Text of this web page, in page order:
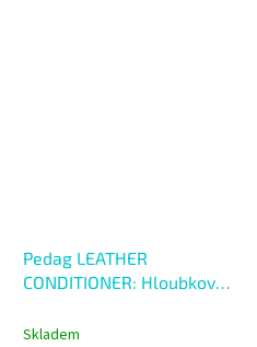
Pedag LEATHER
CONDITIONER: Hloubkově
Skladem